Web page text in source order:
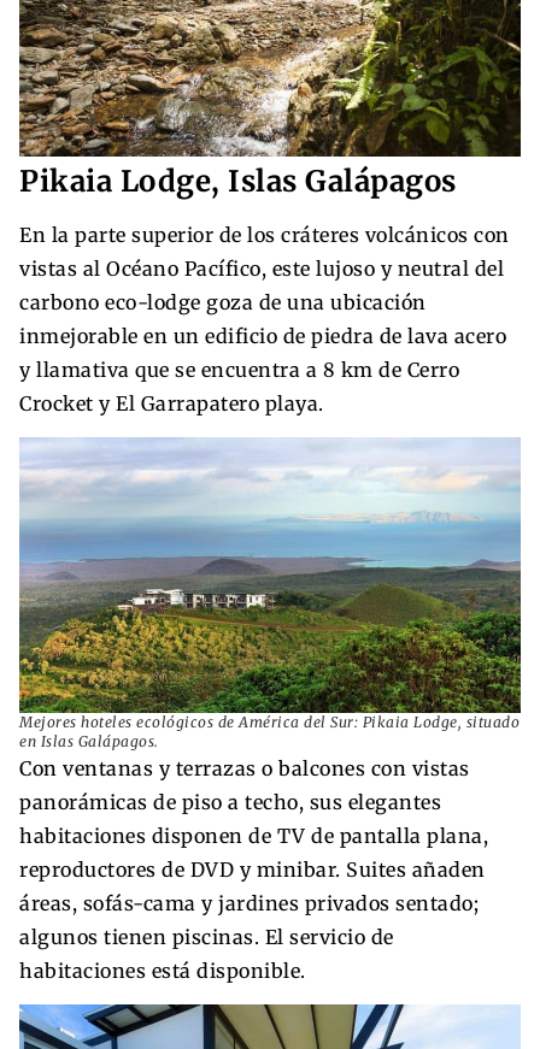
Pikaia Lodge, Islas Galápagos
En la parte superior de los cráteres volcánicos con
vistas al Océano Pacífico, este lujoso y neutral del
carbono eco-lodge goza de una ubicación
inmejorable en un edificio de piedra de lava acero
y llamativa que se encuentra a 8 km de Cerro
Crocket y El Garrapatero playa.
Mejores hoteles ecológicos de América del Sur: Pikaia Lodge, situado
en Islas Galápagos.
Con ventanas y terrazas o balcones con vistas
panorámicas de piso a techo, sus elegantes
habitaciones disponen de TV de pantalla plana,
reproductores de DVD y minibar. Suites añaden
áreas, sofás-cama y jardines privados sentado;
algunos tienen piscinas. El servicio de
habitaciones está disponible.